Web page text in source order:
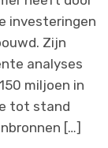
investeringen
Zijn
analyses
miljoen in
tot stand
[…]